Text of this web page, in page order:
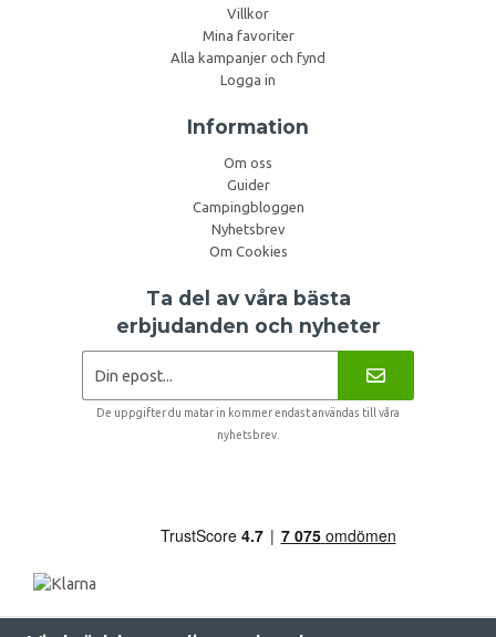
Villkor
Mina favoriter
Alla kampanjer och fynd
Logga in
Information
Om oss
Guider
Campingbloggen
Nyhetsbrev
Om Cookies
Ta del av våra bästa
erbjudanden och nyheter
De uppgifter du matar in kommer endast användas till våra
nyhetsbrev.